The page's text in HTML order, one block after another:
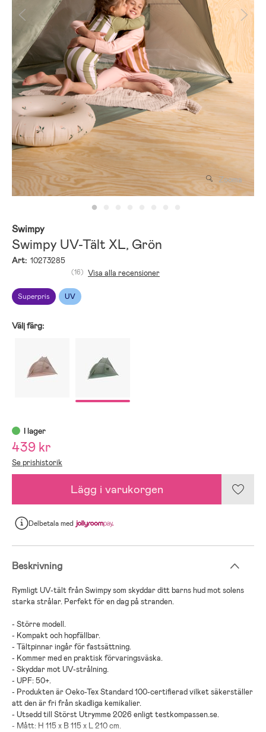
Zooma
Swimpy
Swimpy UV-Tält XL, Grön
Art: 10273285
Superpris UV
(16) Visa alla recensioner
Välj färg:
I lager
439 kr
Se prishistorik
Lägg i varukorgen
Delbetalamed
Beskrivning
Rymligt UV-tält från Swimpy som skyddar ditt barns hud mot solens
starka strålar. Perfekt för en dag på stranden.
- Större modell.
- Kompakt och hopfällbar.
- Tältpinnar ingår för fastsättning.
- Kommer med en praktisk förvaringsväska.
- Skyddar mot UV-strålning.
- UPF: 50+.
- Produkten är Oeko-Tex Standard 100-certifierad vilket säkerställer
att den är fri från skadliga kemikalier.
- Utsedd till Störst Utrymme 2026 enligt testkompassen.se.
- Mått: H 115 x B 115 x L 210 cm.